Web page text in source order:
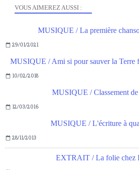
VOUS AIMEREZ AUSSI :
MUSIQUE / La première
29/01/2021
MUSIQUE / Ami si pour sauver la Terre
10/02/2018
MUSIQUE / Classement
12/03/2016
MUSIQUE / L'écriture à
28/11/2013
EXTRAIT / La folie chez